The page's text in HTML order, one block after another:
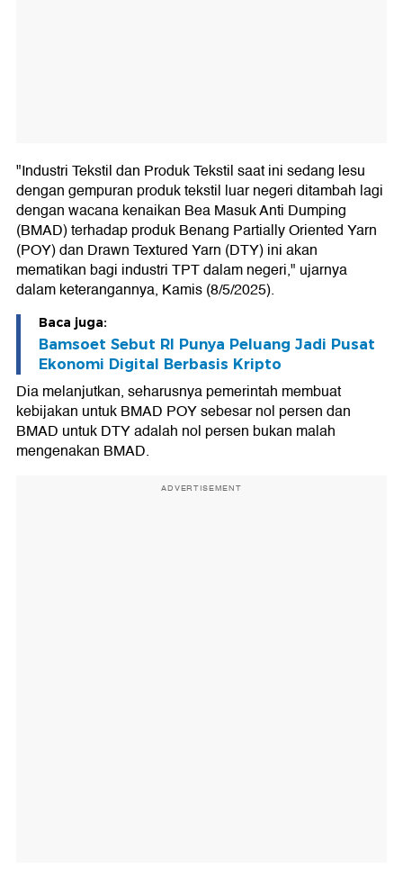
"Industri Tekstil dan Produk Tekstil saat ini sedang lesu
dengan gempuran produk tekstil luar negeri ditambah lagi
dengan wacana kenaikan Bea Masuk Anti Dumping
(BMAD) terhadap produk Benang Partially Oriented Yarn
(POY) dan Drawn Textured Yarn (DTY) ini akan
mematikan bagi industri TPT dalam negeri," ujarnya
dalam keterangannya, Kamis (8/5/2025).
Baca juga:
Bamsoet Sebut RI Punya Peluang Jadi Pusat
Ekonomi Digital Berbasis Kripto
Dia melanjutkan, seharusnya pemerintah membuat
kebijakan untuk BMAD POY sebesar nol persen dan
BMAD untuk DTY adalah nol persen bukan malah
mengenakan BMAD.
ADVERTISEMENT